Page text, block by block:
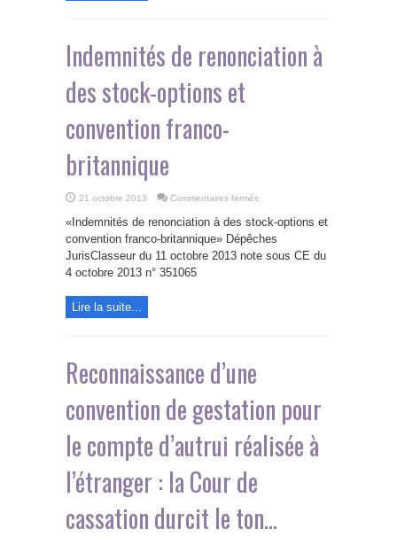
Indemnités de renonciation à
des stock-options et
convention franco-
britannique
21 octobre 2013 Commentaires fermés
de
renonciation
à
des
stock-
«Indemnités de renonciation à des stock-options et
convention franco-britannique» Dépêches
JurisClasseur du 11 octobre 2013 note sous CE du
4 octobre 2013 n° 351065
Lire la suite...
Reconnaissance d’une
convention de gestation pour
le compte d’autrui réalisée à
l’étranger : la Cour de
cassation durcit le ton…